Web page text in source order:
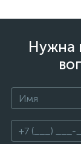
Нужна